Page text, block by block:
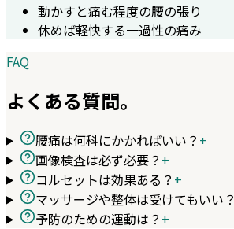
動かすと痛む程度の腰の張り
休めば軽快する一過性の痛み
FAQ
よくある質問。
腰痛は何科にかかればいい？ +
画像検査は必ず必要？ +
コルセットは効果ある？ +
マッサージや整体は受けてもいい？
予防のための運動は？ +